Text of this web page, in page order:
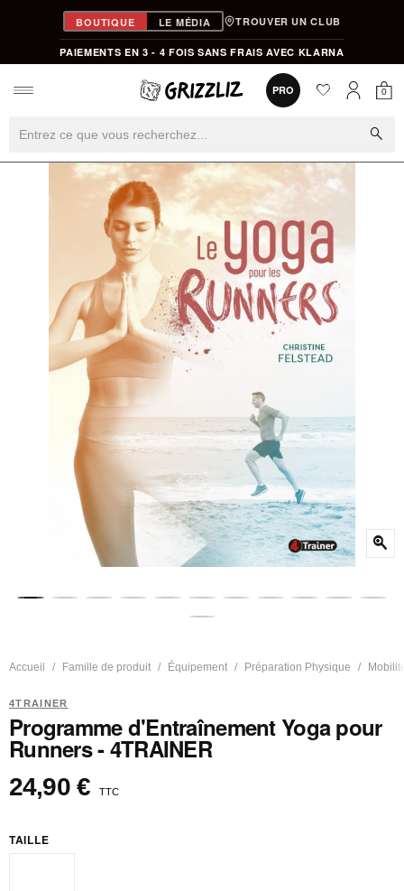
BOUTIQUE LE MÉDIA TROUVER UN CLUB
PAIEMENTS EN 3 - 4 FOIS SANS FRAIS AVEC KLARNA
PRO favorite0
0
search
zoom_in
Accueil Famille de produit Équipement Préparation Physique
4TRAINER
Programme d'Entraînement Yoga pour
Runners - 4TRAINER
24,90 € TTC
TAILLE